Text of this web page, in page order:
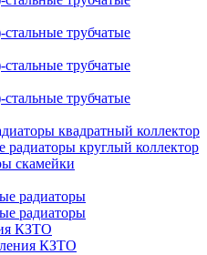
трубчатые
трубчатые
трубчатые
квадратный коллектор
круглый коллектор
скамейки
радиаторы
радиаторы
КЗТО
КЗТО